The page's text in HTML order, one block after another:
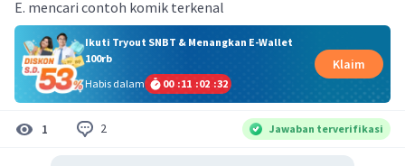
E. mencari contoh komik terkenal
Ikuti Tryout SNBT & Menangkan E-Wallet
100rb
Habis dalam
00 :11 :02 :31
Klaim
1 2 Jawaban terverifikasi